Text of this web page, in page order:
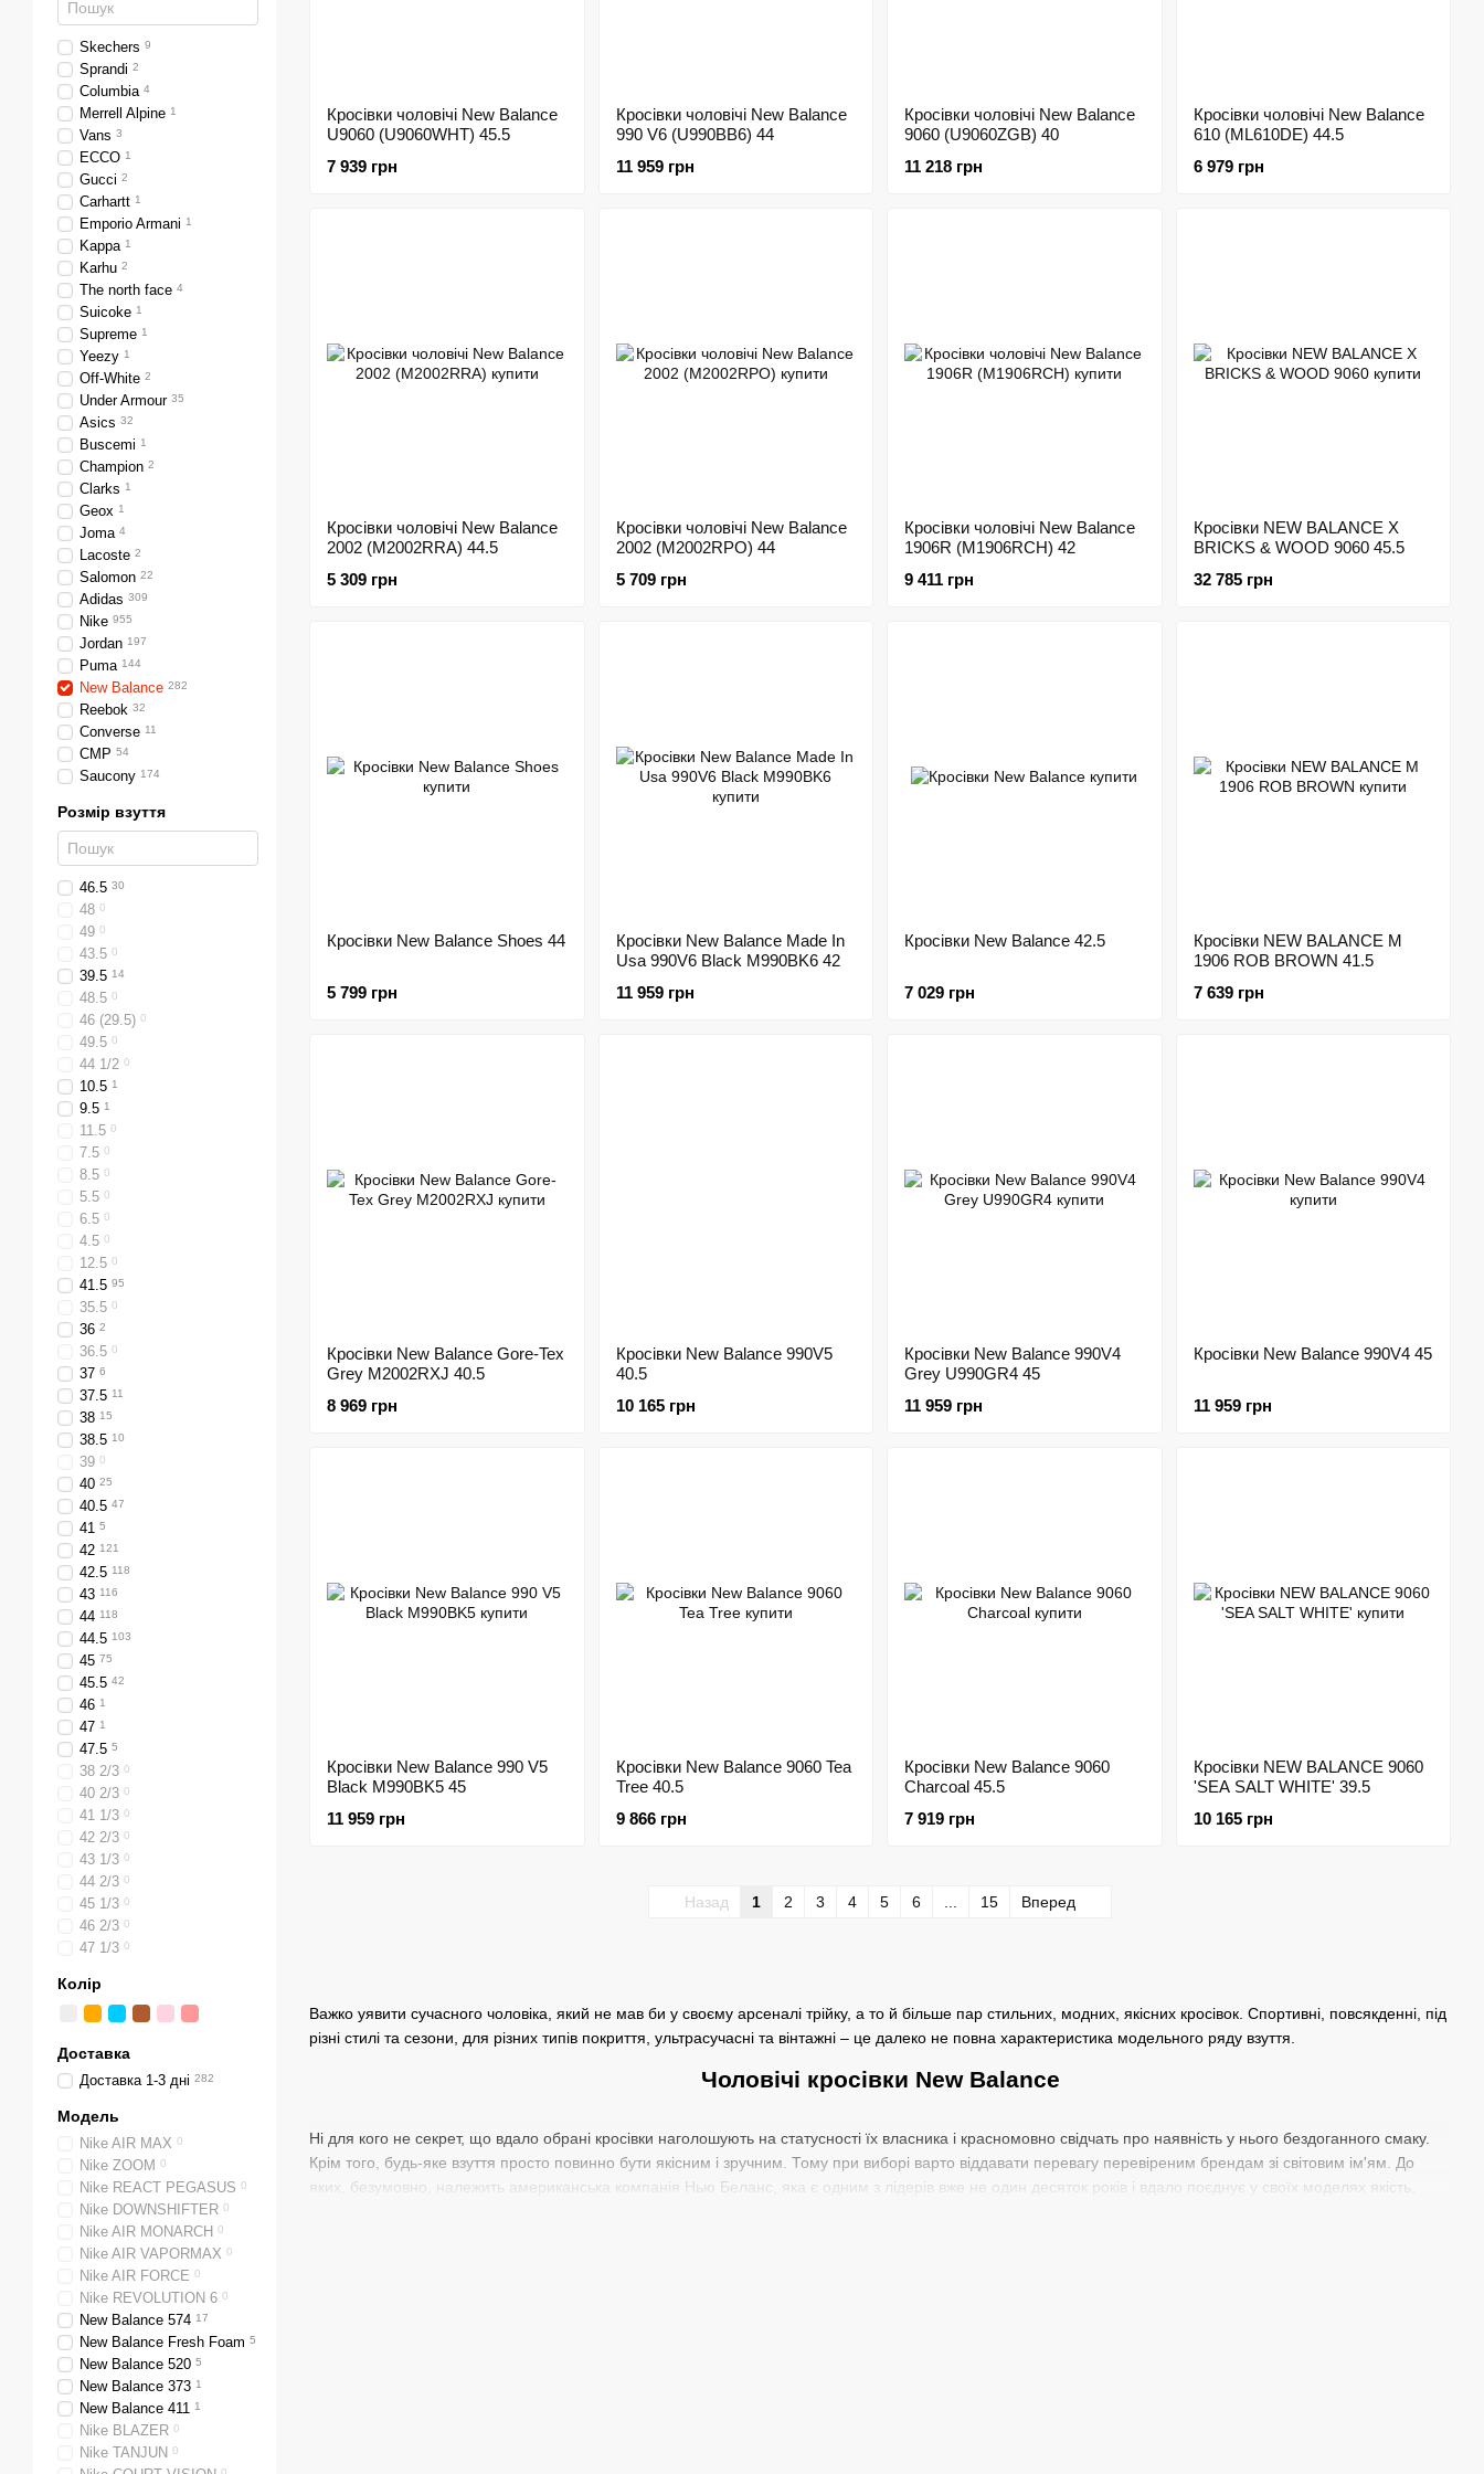
Важко уявити сучасного чоловіка, який не мав би у своєму арсеналі трійку, а то й більше пар стильних, модних, якісних кросівок. Спортивні, повсякденні, під
різні стилі та сезони, для різних типів покриття, ультрасучасні та вінтажні – це далеко не повна характеристика модельного ряду взуття.
Чоловічі кросівки New Balance
Ні для кого не секрет, що вдало обрані кросівки наголошують на статусності їх власника і красномовно свідчать про наявність у нього бездоганного смаку.
Крім того, будь-яке взуття просто повинно бути якісним і зручним. Тому при виборі варто віддавати перевагу перевіреним брендам зі світовим ім'ям. До
яких, безумовно, належить американська компанія Нью Беланс, яка є одним з лідерів вже не один десяток років і вдало поєднує у своїх моделях якість,
Кросівки чоловічі New Balance
U9060 (U9060WHT) 45.5
7 939 грн
Кросівки чоловічі New Balance
990 V6 (U990BB6) 44
11 959 грн
Кросівки чоловічі New Balance
9060 (U9060ZGB) 40
11 218 грн
Кросівки чоловічі New Balance
610 (ML610DE) 44.5
6 979 грн
Кросівки чоловічі New Balance
2002 (M2002RRA) 44.5
5 309 грн
Кросівки чоловічі New Balance
2002 (M2002RPO) 44
5 709 грн
Кросівки чоловічі New Balance
1906R (M1906RCH) 42
9 411 грн
Кросівки NEW BALANCE X
BRICKS & WOOD 9060 45.5
32 785 грн
Кросівки New Balance Shoes 44
5 799 грн
Кросівки New Balance Made In
Usa 990V6 Black M990BK6 42
11 959 грн
Кросівки New Balance 42.5
7 029 грн
Кросівки NEW BALANCE M
1906 ROB BROWN 41.5
7 639 грн
Кросівки New Balance Gore-Tex
Grey M2002RXJ 40.5
8 969 грн
Кросівки New Balance 990V5
40.5
10 165 грн
Кросівки New Balance 990V4
Grey U990GR4 45
11 959 грн
Кросівки New Balance 990V4 45
11 959 грн
Кросівки New Balance 990 V5
Black M990BK5 45
11 959 грн
Кросівки New Balance 9060 Tea
Tree 40.5
9 866 грн
Кросівки New Balance 9060
Charcoal 45.5
7 919 грн
Кросівки NEW BALANCE 9060
'SEA SALT WHITE' 39.5
10 165 грн
Назад 1 2 3 4 5 6 15 Вперед
Skechers 9
Sprandi 2
Columbia 4
Merrell Alpine 1
Vans 3
ECCO 1
Gucci 2
Carhartt 1
Emporio Armani 1
Kappa 1
Karhu 2
The north face 4
Suicoke 1
Supreme 1
Yeezy 1
Off-White 2
Under Armour 35
Asics 32
Buscemi 1
Champion 2
Clarks 1
Geox 1
Joma 4
Lacoste 2
Salomon 22
Adidas 309
Nike 955
Jordan 197
Puma 144
New Balance 282
Reebok 32
Converse 11
CMP 54
Saucony 174
Розмір взуття
46.5 30
48 0
49 0
43.5 0
39.5 14
48.5 0
46 (29.5) 0
49.5 0
44 1/2 0
10.5 1
9.5 1
11.5 0
7.5 0
8.5 0
5.5 0
6.5 0
4.5 0
12.5 0
41.5 95
35.5 0
36 2
36.5 0
37 6
37.5 11
38 15
38.5 10
39 0
40 25
40.5 47
41 5
42 121
42.5 118
43 116
44 118
44.5 103
45 75
45.5 42
46 1
47 1
47.5 5
38 2/3 0
40 2/3 0
41 1/3 0
42 2/3 0
43 1/3 0
44 2/3 0
45 1/3 0
46 2/3 0
47 1/3 0
Колір
Доставка
Доставка 1-3 дні 282
Модель
Nike AIR MAX 0
Nike ZOOM 0
Nike REACT PEGASUS 0
Nike DOWNSHIFTER 0
Nike AIR MONARCH 0
Nike AIR VAPORMAX 0
Nike AIR FORCE 0
Nike REVOLUTION 6 0
New Balance 574 17
New Balance Fresh Foam 5
New Balance 520 5
New Balance 373 1
New Balance 411 1
Nike BLAZER 0
Nike TANJUN 0